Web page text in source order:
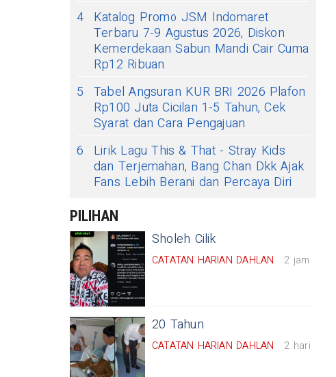
4 Katalog Promo JSM Indomaret
Terbaru 7-9 Agustus 2026, Diskon
Kemerdekaan Sabun Mandi Cair Cuma
Rp12 Ribuan
5 Tabel Angsuran KUR BRI 2026 Plafon
Rp100 Juta Cicilan 1-5 Tahun, Cek
Syarat dan Cara Pengajuan
6
Lirik Lagu This & That - Stray Kids
dan Terjemahan, Bang Chan Dkk Ajak
Fans Lebih Berani dan Percaya Diri
PILIHAN
Sholeh Cilik
CATATAN HARIAN DAHLAN 2 jam
20 Tahun
CATATAN HARIAN DAHLAN 2 hari